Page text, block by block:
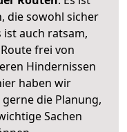
die sowohl sicher
ist auch ratsam,
frei von
Hindernissen
haben wir
die Planung,
Sachen